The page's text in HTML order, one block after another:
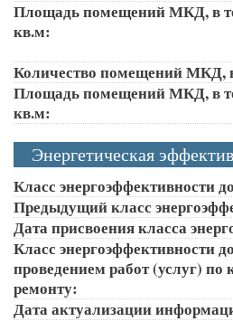
Площадь помещений МКД, в
кв.м:
Количество помещений МКД,
Площадь помещений МКД, в
кв.м:
Энергетическая
Класс энергоэффективности
Предыдущий класс
Дата присвоения класса
Класс энергоэффективности
проведением работ (услуг)
ремонту:
Дата актуализации